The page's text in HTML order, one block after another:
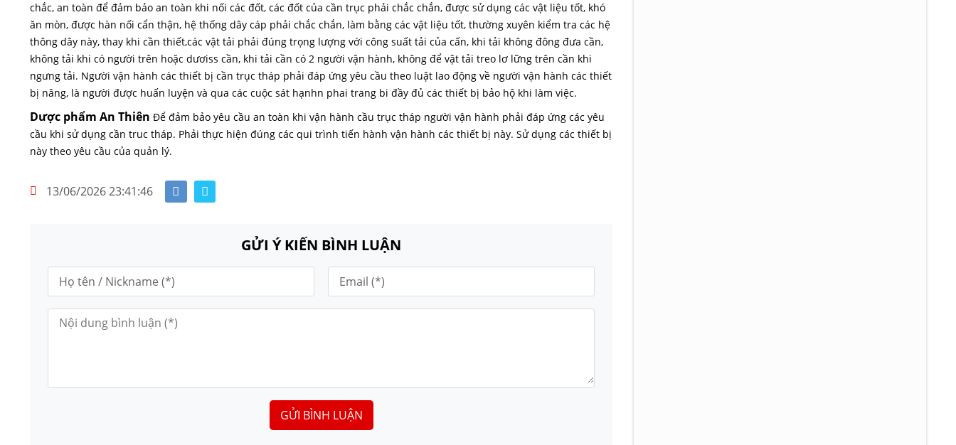
chắc, an toàn để đảm bảo an toàn khi nối các đốt, các đốt của cần trục phải chắc chắn, được sử dụng các vật liệu tốt, khó
ăn mòn, được hàn nối cẩn thận, hệ thống dây cáp phải chắc chắn, làm bằng các vật liệu tốt, thường xuyên kiểm tra các hệ
thông dây này, thay khi cần thiết,các vật tải phải đúng trọng lượng với công suất tải của cấn, khi tải không đông đưa cần,
không tải khi có người trên hoặc dươiss cần, khi tải cần có 2 người vận hành, không để vật tải treo lơ lững trên cần khi
ngưng tải. Người vận hành các thiết bị cần trục tháp phải đáp ứng yêu cầu theo luật lao động về người vận hành các thiết
bị nâng, là người được huấn luyện và qua các cuộc sát hạnhn phai trang bi đầy đủ các thiết bị bảo hộ khi làm việc.
Dược phẩm An Thiên Để đảm bảo yêu cầu an toàn khi vận hành cầu trục tháp người vận hành phải đáp ứng các yêu
cầu khi sử dụng cần truc tháp. Phải thực hiện đúng các qui trình tiến hành vận hành các thiết bị này. Sử dụng các thiết bị
này theo yêu cầu của quản lý.
13/06/2026 23:41:46
GỬI Ý KIẾN BÌNH LUẬN
GỬI BÌNH LUẬN